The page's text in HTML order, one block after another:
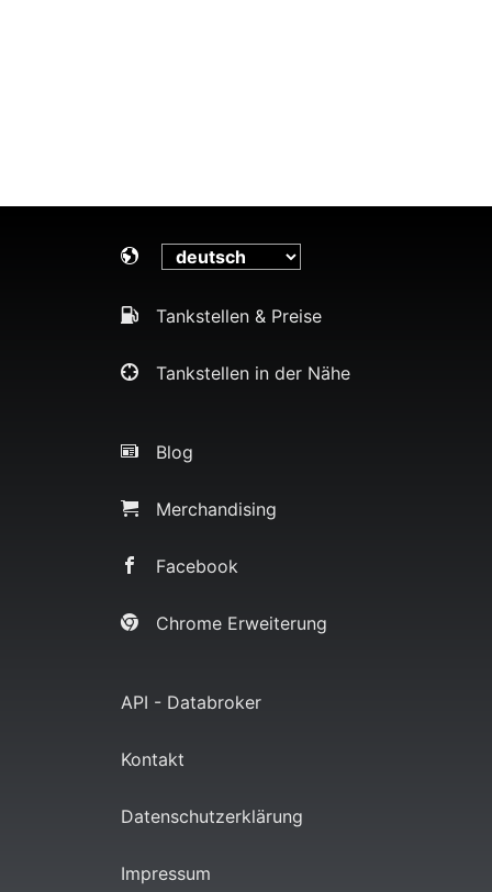
Tankstellen & Preise
Tankstellen in der Nähe
Blog
Merchandising
Facebook
Chrome Erweiterung
API - Databroker
Kontakt
Datenschutzerklärung
Impressum